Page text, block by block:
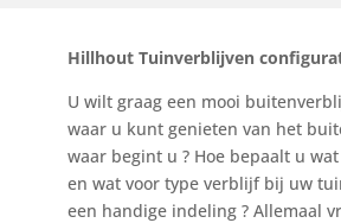
Hillhout Tuinverblijven
U wilt graag een mooi
waar u kunt genieten van het
waar begint u ? Hoe bepaalt u
en wat voor type verblijf bij uw
een handige indeling ? Allemaal